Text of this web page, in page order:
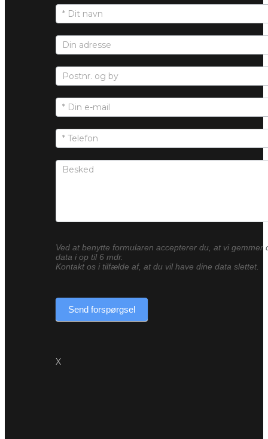
Ved at benytte formularen accepterer du, at vi gemmer
data i op til 6 mdr.
Kontakt os i tilfælde af, at du vil have dine data slettet.
Send forspørgsel
X